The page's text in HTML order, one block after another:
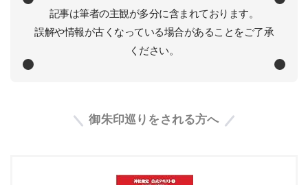
記事は筆者の主観が多分に含まれております。
誤解や情報が古くなっている場合があることをご了承
ください。
御朱印巡りをされる方へ